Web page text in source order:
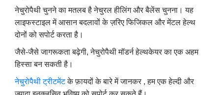
नेचुरोपैथी चुनने का मतलब है नेचुरल हीलिंग और बैलेंस चुनना। यह
लाइफस्टाइल में आसान बदलावों के ज़रिए फिजिकल और मेंटल हेल्थ
दोनों को सपोर्ट करता है।
जैसे-जैसे जागरूकता बढ़ेगी, नेचुरोपैथी मॉडर्न हेल्थकेयर का एक अहम
हिस्सा बन सकती है।
नेचुरोपैथी ट्रीटमेंटके फ़ायदों के बारे में जानकर , हम एक हेल्दी और